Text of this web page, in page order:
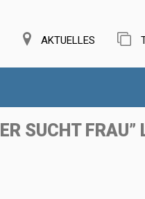
AKTUELLES
SUCHT FRAU”